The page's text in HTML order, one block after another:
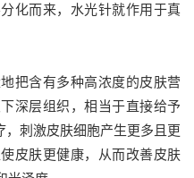
化而来，水光针就作用于真
把含有多种高浓度的皮肤营
深层组织，相当于直接给予
，刺激皮肤细胞产生更多且更
皮肤更健康，从而改善皮肤